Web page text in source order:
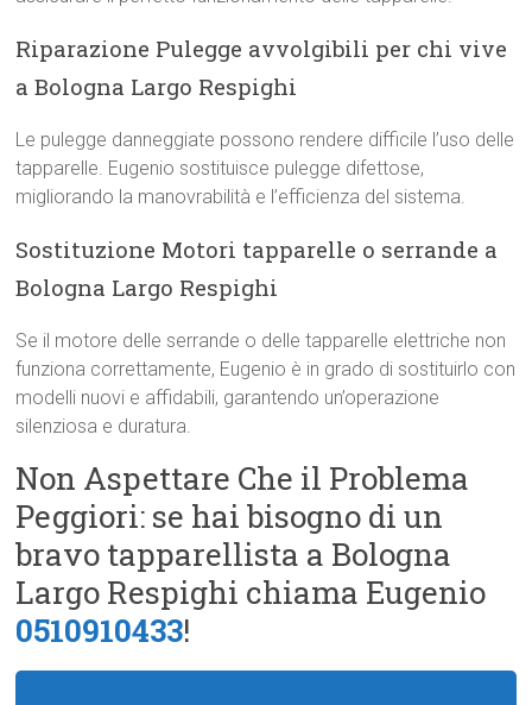
Riparazione Pulegge avvolgibili per chi vive
a Bologna Largo Respighi
Le pulegge danneggiate possono rendere difficile l’uso delle
tapparelle. Eugenio sostituisce pulegge difettose,
migliorando la manovrabilità e l’efficienza del sistema.
Sostituzione Motori tapparelle o serrande a
Bologna Largo Respighi
Se il motore delle serrande o delle tapparelle elettriche non
funziona correttamente, Eugenio è in grado di sostituirlo con
modelli nuovi e affidabili, garantendo un’operazione
silenziosa e duratura.
Non Aspettare Che il Problema
Peggiori: se hai bisogno di un
bravo tapparellista a Bologna
Largo Respighi chiama Eugenio
0510910433!